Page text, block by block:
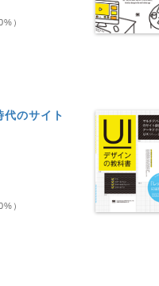
）
のサイト
）